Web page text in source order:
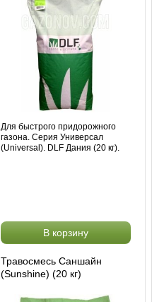
Для быстрого придорожного
газона. Серия Универсал
(Universal). DLF Дания (20 кг).
В корзину
Травосмесь Саншайн
(Sunshine) (20 кг)